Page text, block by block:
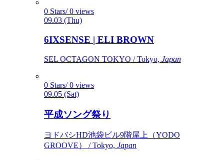
0 Stars/ 0 views
09.03 (Thu)
6IXSENSE | ELI BROWN
SEL OCTAGON TOKYO / Tokyo, Japan
0 Stars/ 0 views
09.05 (Sat)
平成ソング祭り
ヨドバシHD池袋ビル9階屋上（YODO
GROOVE） / Tokyo, Japan